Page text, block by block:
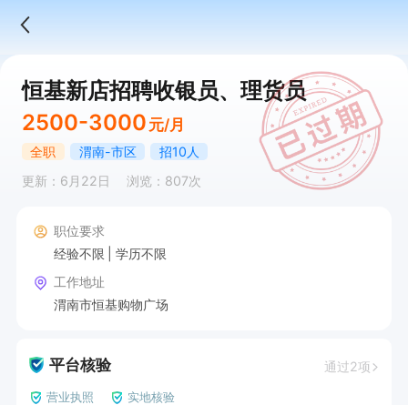
恒基新店招聘收银员、理货员
2500-3000 元/月
全职 渭南-市区
招10人
更新：6月22日
浏览：807次
职位要求
经验不限
学历不限
工作地址
渭南市恒基购物广场
平台核验 通过2项
营业执照 实地核验